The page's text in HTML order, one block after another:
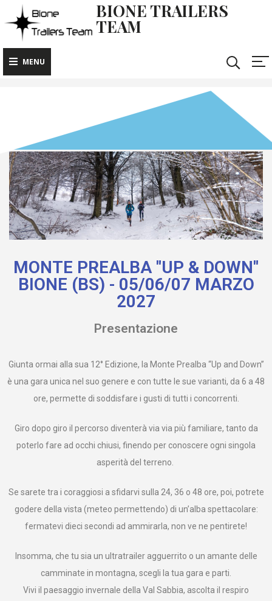
BIONE TRAILERS
TEAM
MENU
MONTE PREALBA "UP & DOWN"
BIONE (BS) - 05/06/07 MARZO
2027
Presentazione
Giunta ormai alla sua 12° Edizione, la Monte Prealba “Up and Down”
è una gara unica nel suo genere e con tutte le sue varianti, da 6 a 48
ore, permette di soddisfare i gusti di tutti i concorrenti.
Giro dopo giro il percorso diventerà via via più familiare, tanto da
poterlo fare ad occhi chiusi, finendo per conoscere ogni singola
asperità del terreno.
Se sarete tra i coraggiosi a sfidarvi sulla 24, 36 o 48 ore, poi, potrete
godere della vista (meteo permettendo) di un’alba spettacolare:
fermatevi dieci secondi ad ammirarla, non ve ne pentirete!
Insomma, che tu sia un ultratrailer agguerrito o un amante delle
camminate in montagna, scegli la tua gara e parti.
Vivi il paesaggio invernale della Val Sabbia, ascolta il respiro